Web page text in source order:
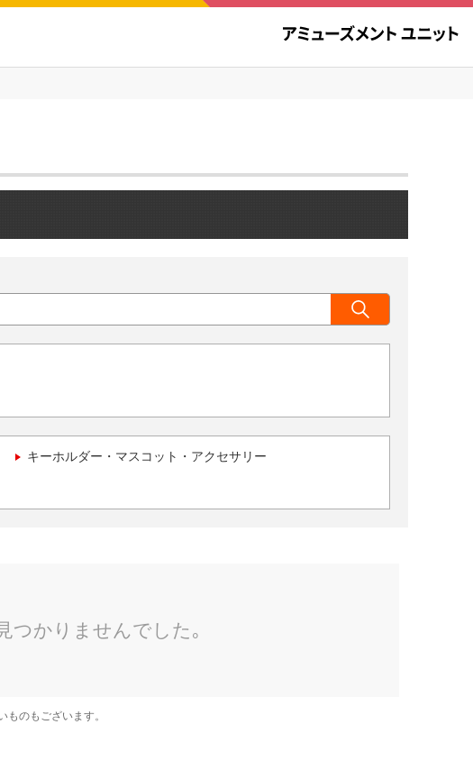
キーホルダー・マスコット・アクセサリー